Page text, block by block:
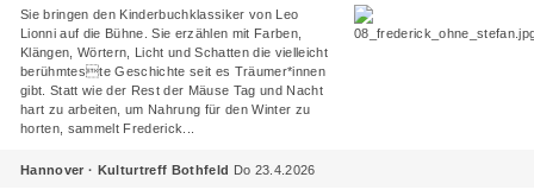
Sie bringen den Kinderbuchklassiker von Leo
Lionni auf die Bühne. Sie erzählen mit Farben,
Klängen, Wörtern, Licht und Schatten die vielleicht
berühmteste Geschichte seit es Träumer*innen
gibt. Statt wie der Rest der Mäuse Tag und Nacht
hart zu arbeiten, um Nahrung für den Winter zu
horten, sammelt Frederick...
Hannover · Kulturtreff Bothfeld Do 23.4.2026